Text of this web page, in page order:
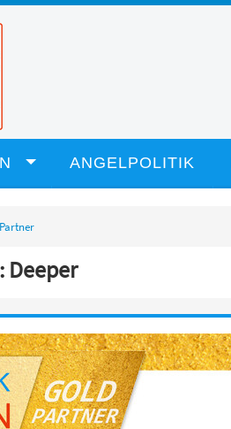
ANGELPOLITIK
Partner
Deeper